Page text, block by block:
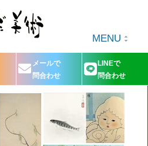
MENU
メールで
問合わせ
LINEで
問合わせ